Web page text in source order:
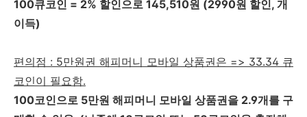
100큐코인 = 2% 할인으로 145,510원 (2990원 할인, 개
이득)
편의점 : 5만원권 해피머니 모바일 상품권은 => 33.34 큐
코인이 필요함.
100코인으로 5만원 해피머니 모바일 상품권을 2.9개를 구